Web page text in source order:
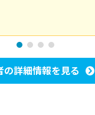
の詳細情報を見る